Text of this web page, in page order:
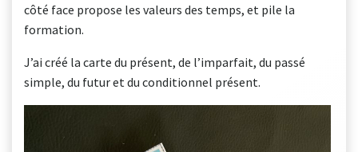
côté face propose les valeurs des temps, et pile la
formation.
J’ai créé la carte du présent, de l’imparfait, du passé
simple, du futur et du conditionnel présent.